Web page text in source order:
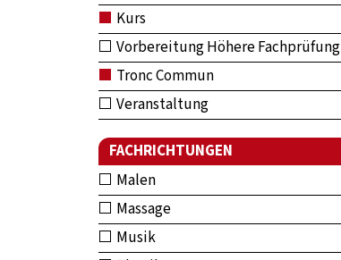
Kurs
Vorbereitung Höhere Fachprüfung
Tronc Commun
Veranstaltung
FACHRICHTUNGEN
Malen
Massage
Musik